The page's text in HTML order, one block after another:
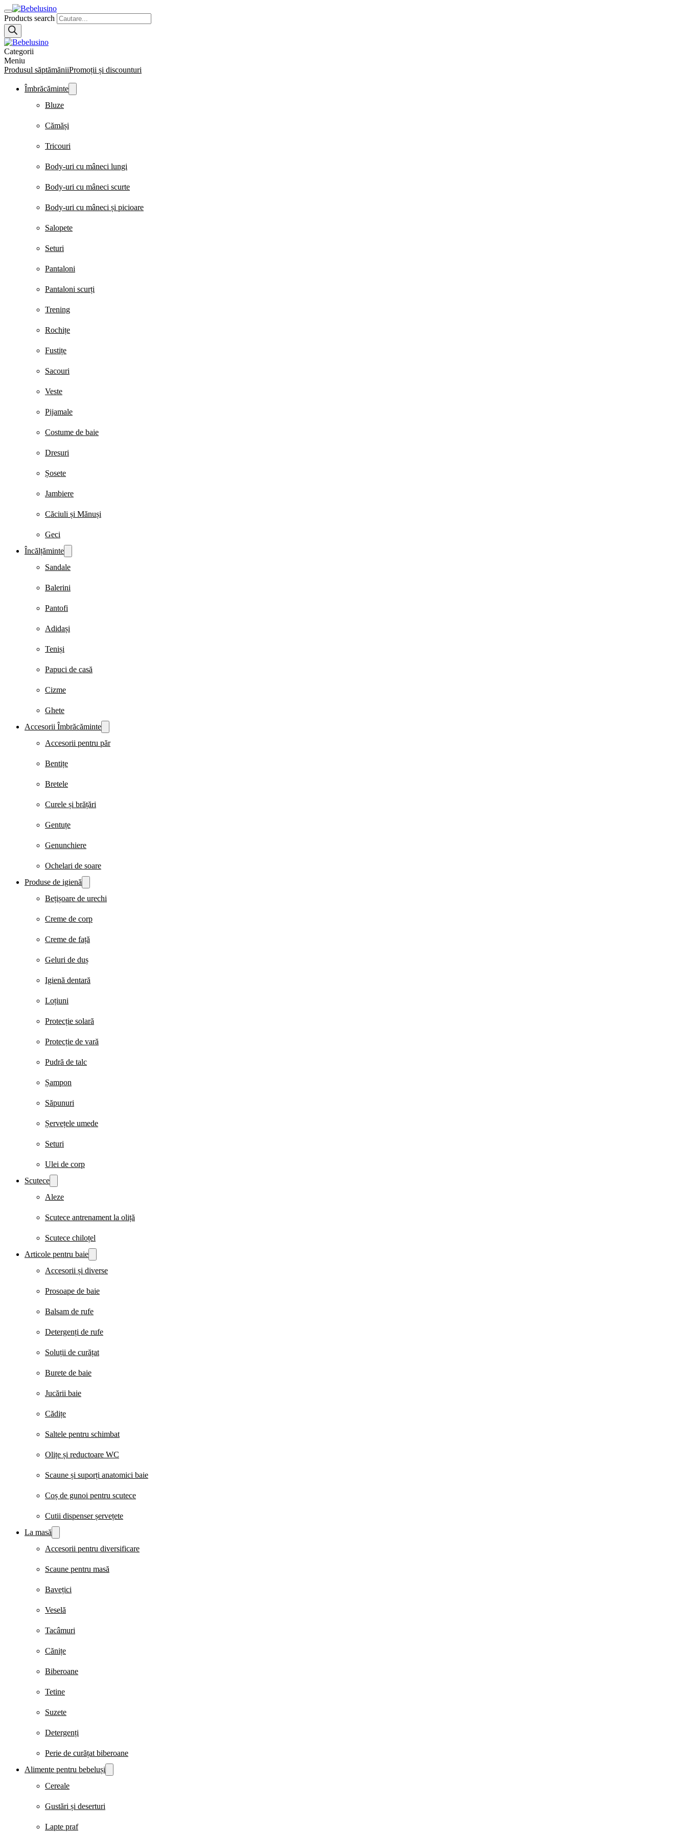
Products search
Categorii
Meniu
Produsul săptămăniiPromoții și discounturi
Îmbrăcăminte
Bluze
Cămăși
Tricouri
Body-uri cu mâneci lungi
Body-uri cu mâneci scurte
Body-uri cu mâneci și picioare
Salopete
Seturi
Pantaloni
Pantaloni scurți
Trening
Rochițe
Fustițe
Sacouri
Veste
Pijamale
Costume de baie
Dresuri
Șosete
Jambiere
Căciuli și Mănuși
Geci
Încălțăminte
Sandale
Balerini
Pantofi
Adidași
Teniși
Papuci de casă
Cizme
Ghete
Accesorii Îmbrăcăminte
Accesorii pentru păr
Bentițe
Bretele
Curele și brățări
Gentuțe
Genunchiere
Ochelari de soare
Produse de igienă
Bețișoare de urechi
Creme de corp
Creme de față
Geluri de duș
Igienă dentară
Loțiuni
Protecție solară
Protecție de vară
Pudră de talc
Șampon
Săpunuri
Șervețele umede
Seturi
Ulei de corp
Scutece
Aleze
Scutece antrenament la oliță
Scutece chiloțel
Articole pentru baie
Accesorii și diverse
Prosoape de baie
Balsam de rufe
Detergenți de rufe
Soluții de curățat
Burete de baie
Jucării baie
Cădițe
Saltele pentru schimbat
Olițe și reductoare WC
Scaune și suporți anatomici baie
Coș de gunoi pentru scutece
Cutii dispenser șervețete
La masă
Accesorii pentru diversificare
Scaune pentru masă
Bavețici
Veselă
Tacâmuri
Cănițe
Biberoane
Tetine
Suzete
Detergenți
Perie de curățat biberoane
Alimente pentru bebeluși
Cereale
Gustări și deserturi
Lapte praf